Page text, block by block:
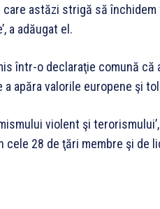
astăzi strigă să
a adăugat el.
într-o declaraţie comună că
apăra valorile europene şi
violent şi
28 de ţări membre şi de